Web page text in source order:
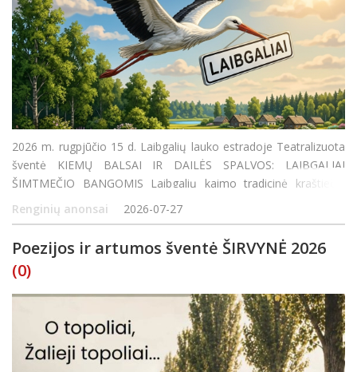
2026 m. rugpjūčio 15 d. Laibgalių lauko estradoje Teatralizuota
šventė KIEMŲ BALSAI IR DAILĖS SPALVOS: LAIBGALIAI
ŠIMTMEČIO BANGOMIS Laibgalių kaimo tradicinė kraštiečių
šventė RUDENINĖS GANDRINĖS ŠVENTĖS PROGRAMA 16:00
MENINĖ ERDVĖ GYVASIS RADIJO PAVEIKSLAS |
Renginių anonsai 2026-07-27
Poezijos ir artumos šventė ŠIRVYNĖ 2026
(0)